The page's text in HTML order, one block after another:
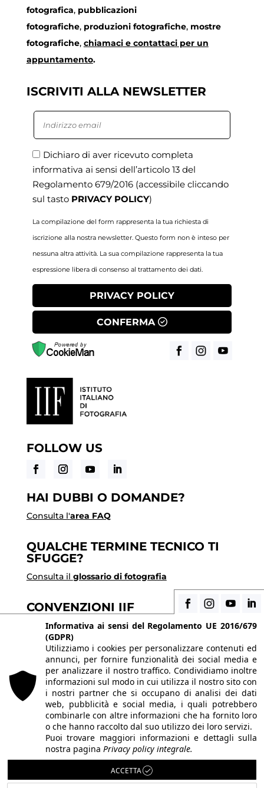
fotografica, pubblicazioni
fotografiche, produzioni fotografiche, mostre
fotografiche, chiamacie contattaci per un
appuntamento.
ISCRIVITI ALLA NEWSLETTER
Dichiaro di aver ricevuto completa
informativa ai sensi dell’articolo 13 del
Regolamento 679/2016 (accessibile cliccando
sul tasto PRIVACY POLICY)
La compilazione del form rappresenta la tua richiesta di
iscrizione alla nostra newsletter. Questo form non è inteso per
nessuna altra attività. La sua compilazione rappresenta la tua
espressione libera di consenso al trattamento dei dati.
PRIVACY POLICY
CONFERMA
FOLLOW US
HAI DUBBI O DOMANDE?
Consulta l'area FAQ
QUALCHE TERMINE TECNICO TI
SFUGGE?
Consulta il glossario di fotografia
CONVENZIONI IIF
Scopri i vantaggi di essere uno studente di IIF
© 2026 Istituto Italiano di Fotografia® srl, Via
Enrico Caviglia 3, 20139 Milano | Tel 02/58107623 -
02/58107139
P.IVA IT10863240155 | PECiifmilano@pec.it | REA
MI-1415688 | Capitale sociale € 10.400,00 I.V.
Le immagini del sito sono utilizzate su licenza dei
rispettivi autori. Powered byShareNow!.
Informativa ai sensi del Regolamento UE 2016/679
(GDPR)
Utilizziamo i cookies per personalizzare contenuti ed
annunci, per fornire funzionalità dei social media e
per analizzare il nostro traffico. Condividiamo inoltre
informazioni sul modo in cui utilizza il nostro sito con
i nostri partner che si occupano di analisi dei dati
web, pubblicità e social media, i quali potrebbero
combinarle con altre informazioni che ha fornito loro
o che hanno raccolto dal suo utilizzo dei loro servizi.
Puoi trovare maggiori informazioni e dettagli sulla
nostra pagina Privacy policy integrale.
ACCETTA